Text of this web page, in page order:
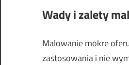
Wady i zalety
Malowanie mokre
zastosowania i nie